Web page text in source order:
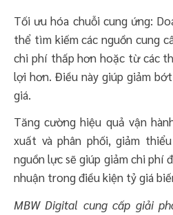
Tối ưu hóa chuỗi cung ứng:
thể tìm kiếm các nguồn cung
chi phí thấp hơn hoặc từ các
lợi hơn. Điều này giúp giảm
giá.
Tăng cường hiệu quả vận
xuất và phân phối, giảm
nguồn lực sẽ giúp giảm chi phí
nhuận trong điều kiện tỷ giá
MBW Digital cung cấp giải